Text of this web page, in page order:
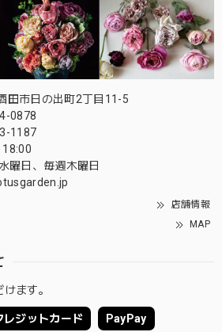
田市日の出町2丁目11-5
0878
1187
18:00
曜日、毎週木曜日
店舗情報
MAP
ます。
レジットカード PayPay